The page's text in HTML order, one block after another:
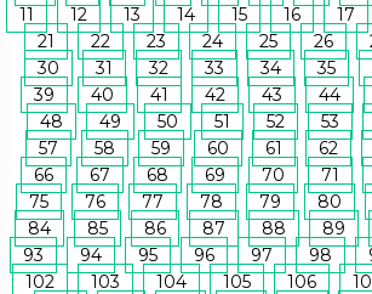
11
12 13 14 15 16 17
21
22 23 24 25 26
30
31 32 33 34 35
39
40 41 42 43 44
48
49 50 51 52 53
57
58 59 60 61 62
66
67 68 69 70 71
75
76 77 78 79 80
84
85 86 87 88 89
93
94 95 96 97 98
102
103 104 105 106